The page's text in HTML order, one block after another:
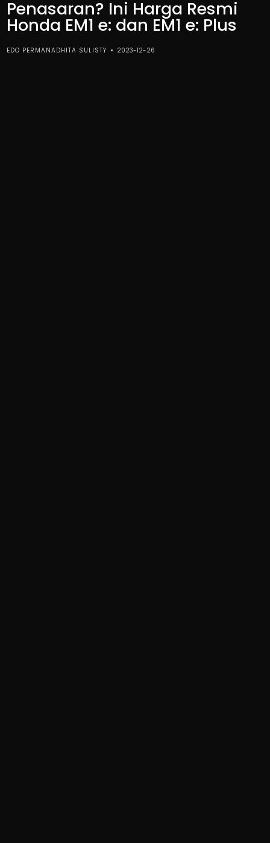
Penasaran? Ini Harga Resmi
Honda EM1 e: dan EM1 e: Plus
EDO PERMANADHITA SULISTY 2023-12-26